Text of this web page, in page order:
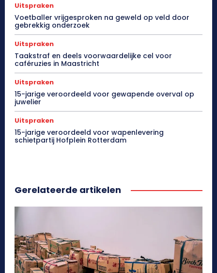
Uitspraken
Voetballer vrijgesproken na geweld op veld door
gebrekkig onderzoek
Uitspraken
Taakstraf en deels voorwaardelijke cel voor
caféruzies in Maastricht
Uitspraken
15-jarige veroordeeld voor gewapende overval op
juwelier
Uitspraken
15-jarige veroordeeld voor wapenlevering
schietpartij Hofplein Rotterdam
Gerelateerde artikelen